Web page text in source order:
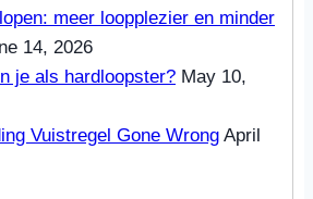
meer loopplezier en minder
14, 2026
je als hardloopster? May 10,
Vuistregel Gone Wrong April